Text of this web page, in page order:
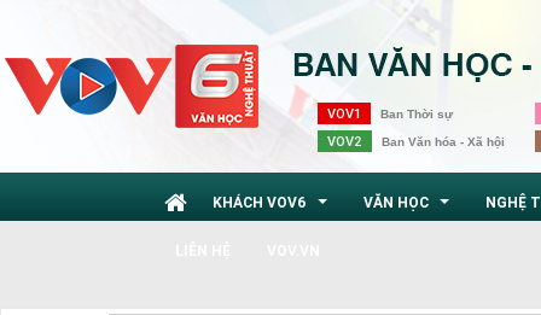
VOV1 Ban Thời sự
VOV2 Ban Văn hóa - Xã hội
KHÁCH VOV6 VĂN HỌC NGHỆ